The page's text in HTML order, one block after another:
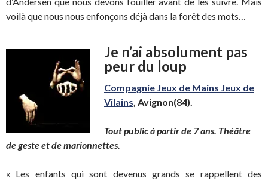
voilà que nous nous enfonçons déjà dans la forêt des mots…
Je n’ai absolument pas
peur du loup
Compagnie Jeux de Mains Jeux de
Vilains , Avignon(84).
Tout public à partir de 7 ans. Théâtre
de geste et de marionnettes.
« Les enfants qui sont devenus grands se rappellent des